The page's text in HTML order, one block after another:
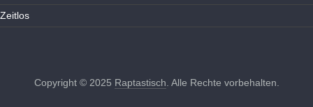
Zeitlos
Copyright © 2025 Raptastisch . Alle Rechte vorbehalten.